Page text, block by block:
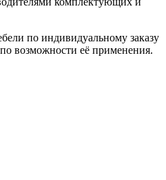
по индивидуальному заказу
возможности её применения.